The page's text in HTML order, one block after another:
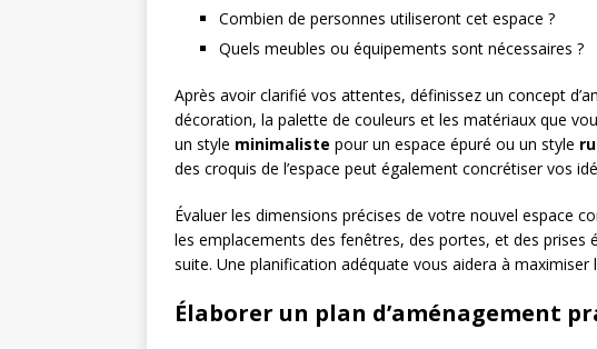
Combien de personnes utiliseront cet espace ?
Quels meubles ou équipements sont nécessaires ?
Après avoir clarifié vos attentes, définissez un concept
décoration, la palette de couleurs et les matériaux que
un style minimaliste pour un espace épuré ou un style
des croquis de l’espace peut également concrétiser vos
Évaluer les dimensions précises de votre nouvel espace
les emplacements des fenêtres, des portes, et des prises
suite. Une planification adéquate vous aidera à maximiser
Élaborer un plan d’aménagement